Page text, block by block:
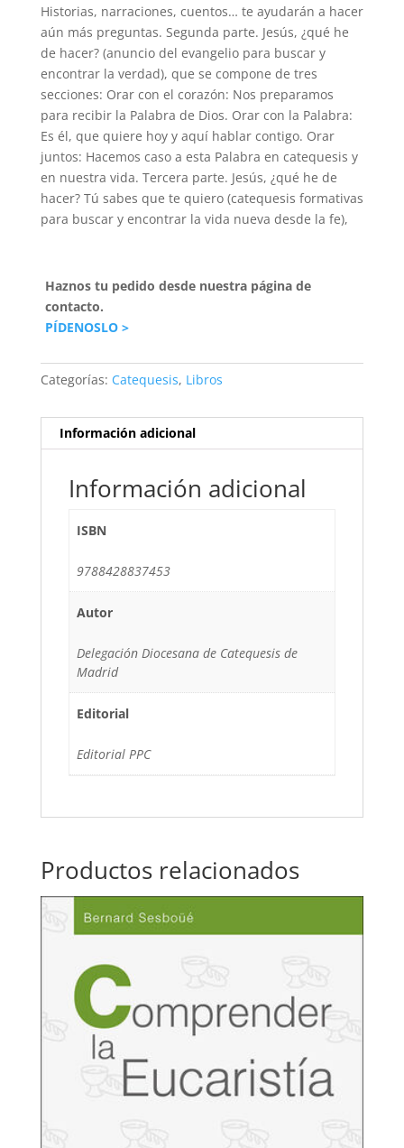
Historias, narraciones, cuentos… te ayudarán a hacer
aún más preguntas. Segunda parte. Jesús, ¿qué he
de hacer? (anuncio del evangelio para buscar y
encontrar la verdad), que se compone de tres
secciones: Orar con el corazón: Nos preparamos
para recibir la Palabra de Dios. Orar con la Palabra:
Es él, que quiere hoy y aquí hablar contigo. Orar
juntos: Hacemos caso a esta Palabra en catequesis y
en nuestra vida. Tercera parte. Jesús, ¿qué he de
hacer? Tú sabes que te quiero (catequesis formativas
para buscar y encontrar la vida nueva desde la fe),
Haznos tu pedido desde nuestra página de
contacto.
PÍDENOSLO >
Categorías: Catequesis, Libros
Información adicional
Información adicional
ISBN
9788428837453
Autor
Delegación Diocesana de Catequesis de
Madrid
Editorial
Editorial PPC
Productos relacionados